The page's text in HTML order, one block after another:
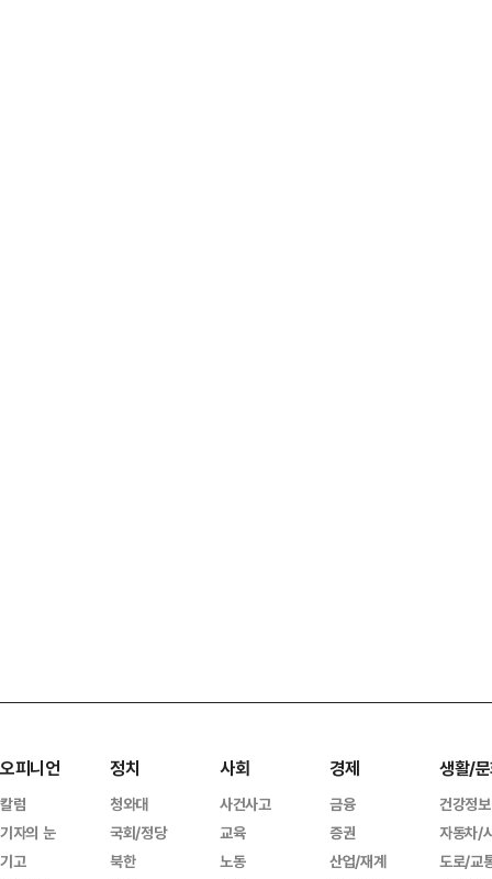
오피니언
칼럼
기자의 눈
기고
정치
청와대
국회/정당
북한
사회
사건사고
교육
노동
경제
금융
증권
산업/재계
생활/
건강정보
자동차/
도로/교